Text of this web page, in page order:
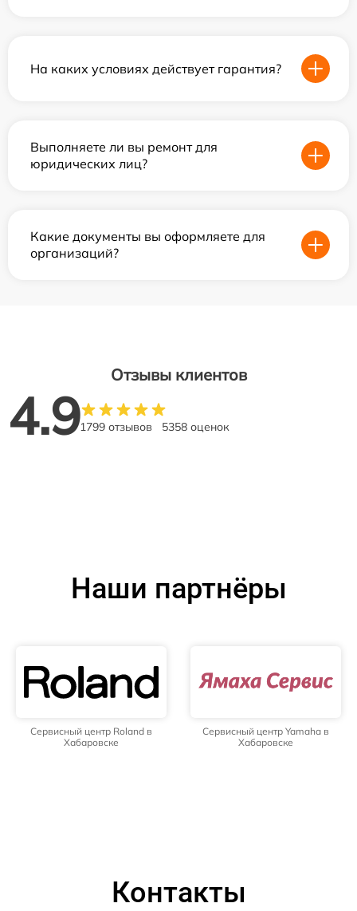
На каких условиях действует гарантия?
Выполняете ли вы ремонт для
юридических лиц?
Какие документы вы оформляете для
организаций?
Отзывы клиентов
4.91799 отзывов 5358 оценок
Наши партнёры
Сервисный центр Roland в
Хабаровске
Сервисный центр Yamaha в
Хабаровске
Контакты